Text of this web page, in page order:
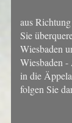
aus
Sie
Wiesbaden
Wiesbaden
in die
folgen Sie